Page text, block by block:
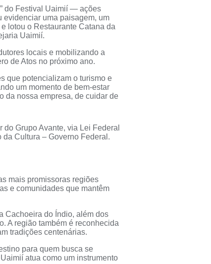
do Festival Uaimií — ações
evidenciar uma paisagem, um
lotou o Restaurante Catana da
Uaimií.
locais e mobilizando a
de Atos no próximo ano.
que potencializam o turismo e
um momento de bem-estar
da nossa empresa, de cuidar de
Grupo Avante, via Lei Federal
Cultura – Governo Federal.
mais promissoras regiões
e comunidades que mantêm
Cachoeira do Índio, além dos
A região também é reconhecida
tradições centenárias.
para quem busca se
atua como um instrumento